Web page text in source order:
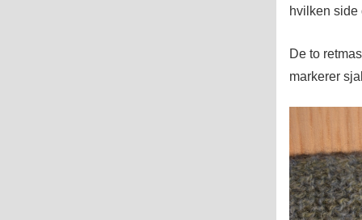
hvilken side
De to
markerer